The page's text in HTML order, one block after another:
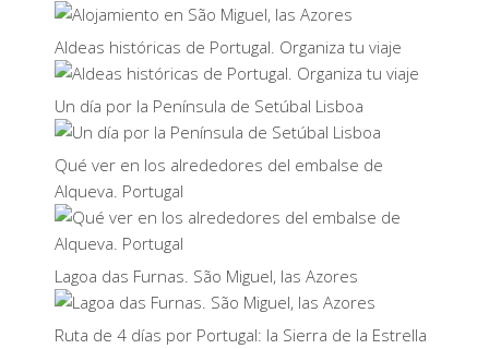
Aldeas históricas de Portugal. Organiza tu viaje
Un día por la Península de Setúbal Lisboa
Qué ver en los alrededores del embalse de
Alqueva. Portugal
Lagoa das Furnas. São Miguel, las Azores
Ruta de 4 días por Portugal: la Sierra de la Estrella